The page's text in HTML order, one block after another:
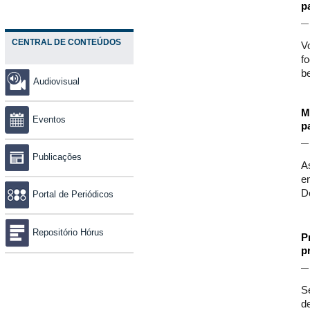
CENTRAL DE CONTEÚDOS
Audiovisual
Eventos
Publicações
Portal de Periódicos
Repositório Hórus